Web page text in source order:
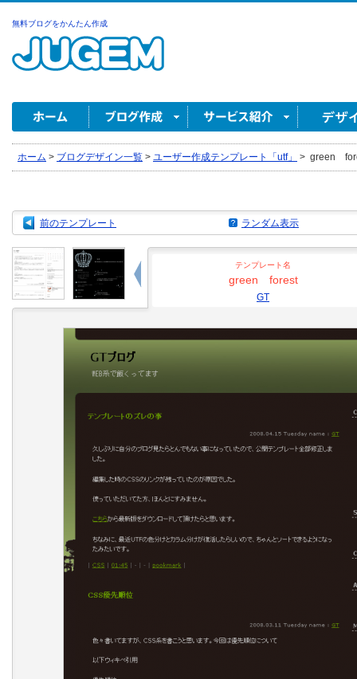
無料ブログをかんたん作成
ホーム > ブログデザイン一覧 > ユーザー作成テンプレート「utf」 > green
前のテンプレート ランダム表示
テンプレート名
green forest
GT